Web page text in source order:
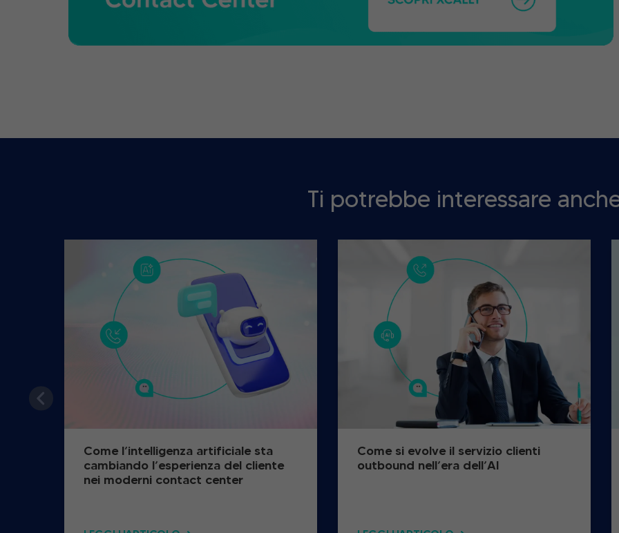
Ti potrebbe interessare
Come l’intelligenza artificiale sta
cambiando l’esperienza del cliente
nei moderni contact center
Come si evolve il servizio clienti
outbound nell’era dell’AI